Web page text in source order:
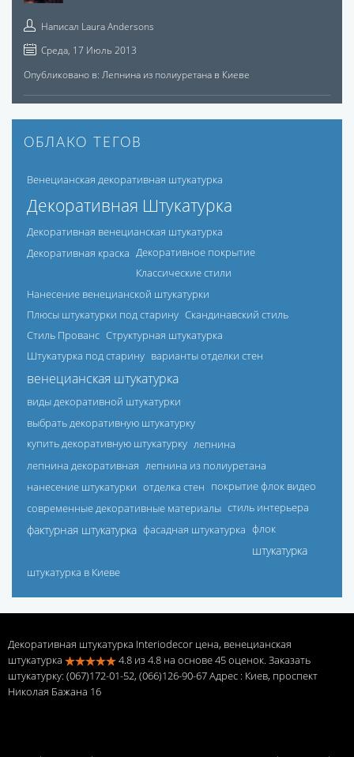
Написал Laura Andersons
Среда, 17 Июль 2013
Опубликовано в: Лепнина из полиуретана в Киеве
ОБЛАКО ТЕГОВ
Венецианская декоративная штукатурка
Декоративная Штукатурка
Декоративная венецианская штукатурка
Декоративная краска Декоративное покрытие
Классические стили
Нанесение венецианской штукатурки
Плюсы штукатурки под старину Скандинавский стиль
Стиль Прованс Структурная штукатурка
Штукатурка под старину варианты отделки стен
венецианская штукатурка
виды декоративной штукатурки
выбрать декоративную штукатурку
купить декоративную штукатурку лепнина
лепнина декоративная лепнина из полиуретана
нанесение штукатурки отделка стен покрытие флок видео
современные декоративные материалы стиль интерьера
фактурная штукатурка фасадная штукатурка флок
штукатурка
штукатурка в Киеве
Декоративная штукатурка Interiodecor цена, венецианская
штукатурка
4.8 из4.8 на основе45оценок. Заказать
штукатурку: (067)172-01-52, (066)126-90-67 Адрес : Киев, проспект
Николая Бажана 16